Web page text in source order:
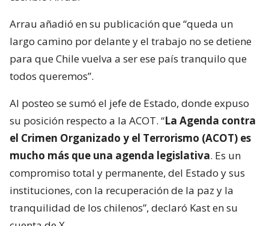
Arrau añadió en su publicación que “queda un
largo camino por delante y el trabajo no se detiene
para que Chile vuelva a ser ese país tranquilo que
todos queremos”.
Al posteo se sumó el jefe de Estado, donde expuso
su posición respecto a la ACOT. “La Agenda contra
el Crimen Organizado y el Terrorismo (ACOT) es
mucho más que una agenda legislativa. Es un
compromiso total y permanente, del Estado y sus
instituciones, con la recuperación de la paz y la
tranquilidad de los chilenos”, declaró Kast en su